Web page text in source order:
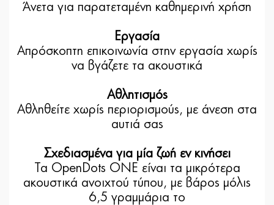
Άνετα για παρατεταμένη καθημερινή χρήση
Εργασία
Απρόσκοπτη επικοινωνία στην εργασία χωρίς
να βγάζετε τα ακουστικά
Αθλητισμός
Αθληθείτε χωρίς περιορισμούς, με άνεση στα
αυτιά σας
Σχεδιασμένα για μία ζωή εν κινήσει
Τα OpenDots ONE είναι τα μικρότερα
ακουστικά ανοιχτού τύπου, με βάρος μόλις
6,5 γραμμάρια το